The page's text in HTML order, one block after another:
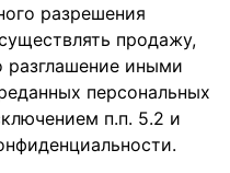
разрешения
продажу,
разглашение иными
персональных
п.п. 5.2 и